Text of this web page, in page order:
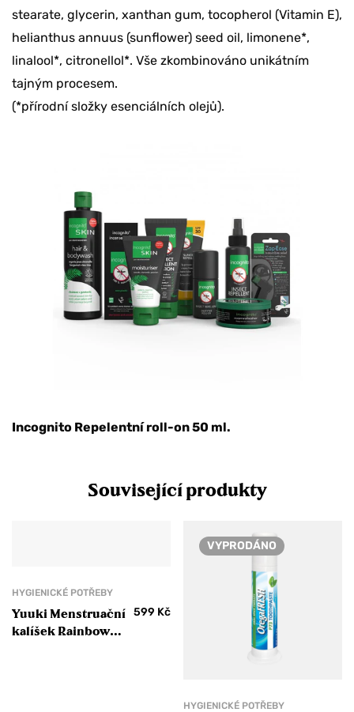
stearate, glycerin, xanthan gum, tocopherol (Vitamin E),
helianthus annuus (sunflower) seed oil, limonene*,
linalool*, citronellol*. Vše zkombinováno unikátním
tajným procesem.
(*přírodní složky esenciálních olejů).
Incognito Repelentní roll-on 50 ml.
Související produkty
HYGIENICKÉ POTŘEBY
Yuuki Menstruační
kalíšek Rainbow
599 Kč
VYPRODÁNO
HYGIENICKÉ POTŘEBY